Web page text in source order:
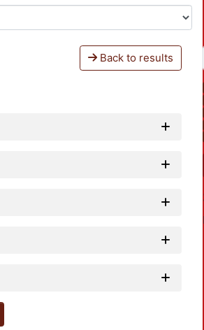
Back to results